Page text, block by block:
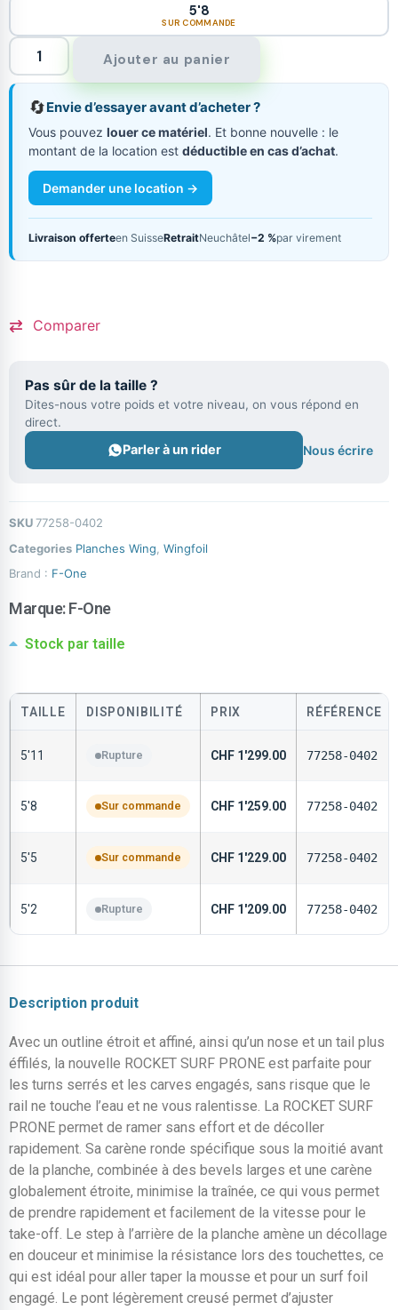
5'8
SUR COMMANDE
Ajouter au panier
🔄Envie d’essayer avant d’acheter ?
Vous pouvez louer ce matériel. Et bonne nouvelle : le
montant de la location est déductible en cas d’achat.
Demander une location →
Livraison offerteen SuisseRetraitNeuchâtel−2 %par virement
Comparer
Pas sûr de la taille ?
Dites-nous votre poids et votre niveau, on vous répond en
direct.
Parler à un rider Nous écrire
SKU 77258-0402
Categories Planches Wing Wingfoil
Brand : F-One
Marque:F-One
Stock par taille
TAILLE DISPONIBILITÉ PRIX RÉFÉRENCE
5'11 Rupture CHF 1'299.00 77258-0402
5'8 Sur commande CHF 1'259.00 77258-0402
5'5 Sur commande CHF 1'229.00 77258-0402
5'2 Rupture CHF 1'209.00 77258-0402
Description produit
Avec un outline étroit et affiné, ainsi qu’un nose et un tail plus
éffilés, la nouvelle ROCKET SURF PRONE est parfaite pour
les turns serrés et les carves engagés, sans risque que le
rail ne touche l’eau et ne vous ralentisse. La ROCKET SURF
PRONE permet de ramer sans effort et de décoller
rapidement. Sa carène ronde spécifique sous la moitié avant
de la planche, combinée à des bevels larges et une carène
globalement étroite, minimise la traînée, ce qui vous permet
de prendre rapidement et facilement de la vitesse pour le
take-off. Le step à l’arrière de la planche amène un décollage
en douceur et minimise la résistance lors des touchettes, ce
qui est idéal pour aller taper la mousse et pour un surf foil
engagé. Le pont légèrement creusé permet d’ajuster